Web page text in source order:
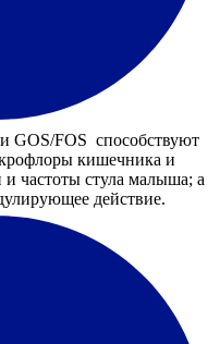
GOS/FOS способствуют
кишечника и
частоты стула малыша; а
действие.